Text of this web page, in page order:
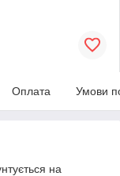
Оплата Умови
на